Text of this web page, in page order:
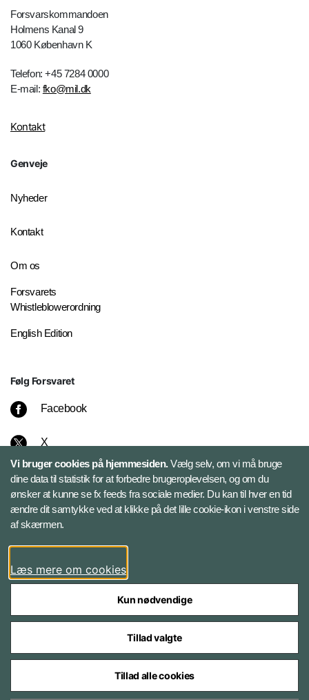
Forsvarskommandoen
Holmens Kanal 9
1060 København K
Telefon: +45 7284 0000
E-mail: fko@mil.dk
Kontakt
Genveje
Nyheder
Kontakt
Om os
Forsvarets
Whistleblowerordning
English Edition
Følg Forsvaret
Facebook
X
Instagram
Bluesky
LinkedIn
Styrelser og myndigheder under Forsvarsministeriet
Vi bruger cookies på hjemmesiden.Vælg selv, om vi må bruge
dine data til statistik for at forbedre brugeroplevelsen, og om du
ønsker at kunne se fx feeds fra sociale medier. Du kan til hver en tid
ændre dit samtykke ved at klikke på det lille cookie-ikon i venstre side
af skærmen.
Læs mere om cookies
Kun nødvendige
Tillad valgte
Tillad alle cookies